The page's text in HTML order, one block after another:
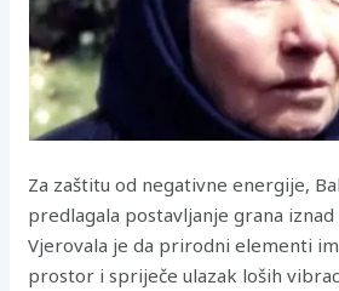
Za zaštitu od negativne energije,
predlagala postavljanje grana iznad
Vjerovala je da prirodni elementi
prostor i spriječe ulazak loših